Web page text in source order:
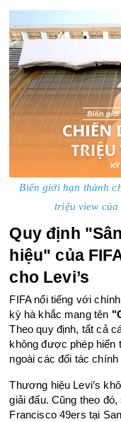
Biến giới hạn thành
triệu view của
Quy định
hiệu" của
cho Levi’s
FIFA nổi tiếng với
kỳ hà khắc mang tên
Theo quy định, tất cả
không được phép hiển
ngoài các đối tác
Thương hiệu Levi’s
giải đấu. Cũng theo
Francisco 49ers tại